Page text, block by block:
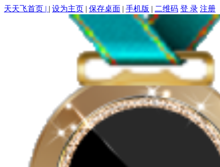
天天飞首页 | | 设为主页 | 保存桌面 | 手机版 | 二维码 登 录 注册